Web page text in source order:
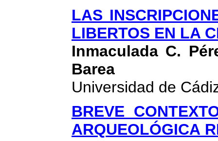
LAS
LIBERTOS EN LA
Inmaculada C.
Barea
Universidad de
BREVE
ARQUEOLÓGICA